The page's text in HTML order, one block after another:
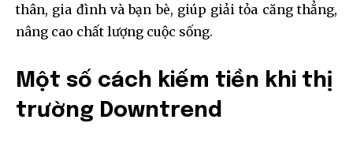
thân, gia đình và bạn bè, giúp giải tỏa căng thẳng,
nâng cao chất lượng cuộc sống.
Một số cách kiếm tiền khi thị
trường Downtrend